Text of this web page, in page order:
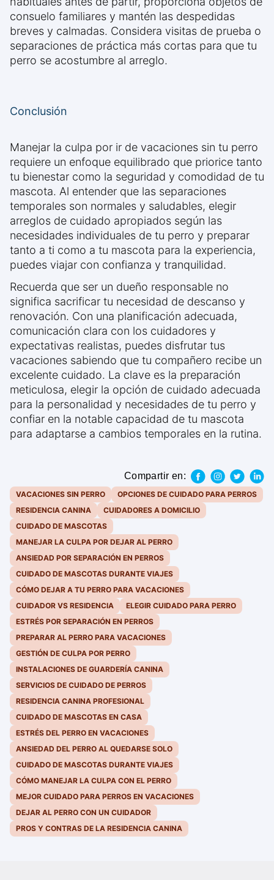
consuelo familiares y mantén las despedidas
breves y calmadas. Considera visitas de prueba o
separaciones de práctica más cortas para que tu
perro se acostumbre al arreglo.
Conclusión
Manejar la culpa por ir de vacaciones sin tu perro
requiere un enfoque equilibrado que priorice tanto
tu bienestar como la seguridad y comodidad de tu
mascota. Al entender que las separaciones
temporales son normales y saludables, elegir
arreglos de cuidado apropiados según las
necesidades individuales de tu perro y preparar
tanto a ti como a tu mascota para la experiencia,
puedes viajar con confianza y tranquilidad.
Recuerda que ser un dueño responsable no
significa sacrificar tu necesidad de descanso y
renovación. Con una planificación adecuada,
comunicación clara con los cuidadores y
expectativas realistas, puedes disfrutar tus
vacaciones sabiendo que tu compañero recibe un
excelente cuidado. La clave es la preparación
meticulosa, elegir la opción de cuidado adecuada
para la personalidad y necesidades de tu perro y
confiar en la notable capacidad de tu mascota
para adaptarse a cambios temporales en la rutina.
Compartir en:
VACACIONES SIN PERRO
OPCIONES DE CUIDADO PARA PERROS
RESIDENCIA CANINA
CUIDADORES A DOMICILIO
CUIDADO DE MASCOTAS
MANEJAR LA CULPA POR DEJAR AL PERRO
ANSIEDAD POR SEPARACIÓN EN PERROS
CUIDADO DE MASCOTAS DURANTE VIAJES
CÓMO DEJAR A TU PERRO PARA VACACIONES
CUIDADOR VS RESIDENCIA
ELEGIR CUIDADO PARA PERRO
ESTRÉS POR SEPARACIÓN EN PERROS
PREPARAR AL PERRO PARA VACACIONES
GESTIÓN DE CULPA POR PERRO
INSTALACIONES DE GUARDERÍA CANINA
SERVICIOS DE CUIDADO DE PERROS
RESIDENCIA CANINA PROFESIONAL
CUIDADO DE MASCOTAS EN CASA
ESTRÉS DEL PERRO EN VACACIONES
ANSIEDAD DEL PERRO AL QUEDARSE SOLO
CUIDADO DE MASCOTAS DURANTE VIAJES
CÓMO MANEJAR LA CULPA CON EL PERRO
MEJOR CUIDADO PARA PERROS EN VACACIONES
DEJAR AL PERRO CON UN CUIDADOR
PROS Y CONTRAS DE LA RESIDENCIA CANINA